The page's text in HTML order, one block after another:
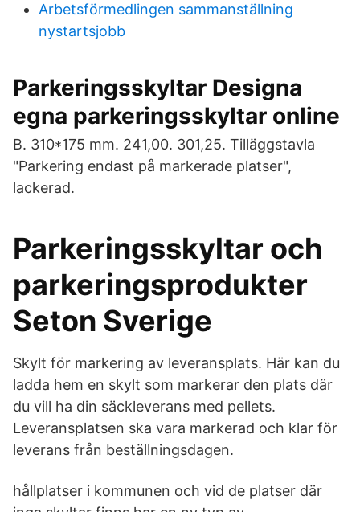
Arbetsförmedlingen sammanställning
nystartsjobb
Parkeringsskyltar Designa
egna parkeringsskyltar online
B. 310*175 mm. 241,00. 301,25. Tilläggstavla
"Parkering endast på markerade platser",
lackerad.
Parkeringsskyltar och
parkeringsprodukter
Seton Sverige
Skylt för markering av leveransplats. Här kan du
ladda hem en skylt som markerar den plats där
du vill ha din säckleverans med pellets.
Leveransplatsen ska vara markerad och klar för
leverans från beställningsdagen.
hållplatser i kommunen och vid de platser där